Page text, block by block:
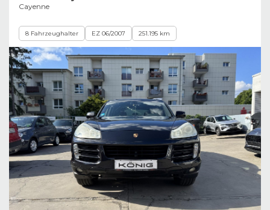
Cayenne
8 Fahrzeughalter EZ 06/2007 251.195 km